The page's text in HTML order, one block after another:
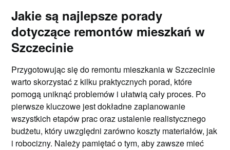
Jakie są najlepsze porady
dotyczące remontów mieszkań w
Szczecinie
Przygotowując się do remontu mieszkania w Szczecinie
warto skorzystać z kilku praktycznych porad, które
pomogą uniknąć problemów i ułatwią cały proces. Po
pierwsze kluczowe jest dokładne zaplanowanie
wszystkich etapów prac oraz ustalenie realistycznego
budżetu, który uwzględni zarówno koszty materiałów, jak
i robocizny. Należy pamiętać o tym, aby zawsze mieć